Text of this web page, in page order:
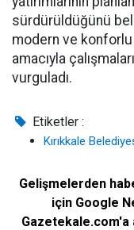
sürdürüldüğünü
modern ve konforlu
amacıyla
vurguladı.
Etiketler :
Kırıkkale
Gelişmelerden
için Google
Gazetekale.com'a